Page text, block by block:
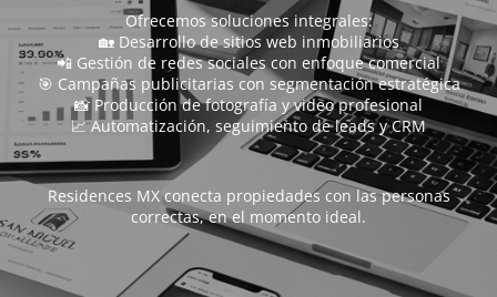
Ofrecemos soluciones integrales:
🏡 Desarrollo de sitios web inmobiliarios
📲 Gestión de redes sociales con enfoque comercial
🎯 Campañas publicitarias con segmentación estratégica
📸 Producción de fotografía y video profesional
📈 Automatización, seguimiento de leads y CRM
Residences MX conecta propiedades con las personas
correctas, en el momento ideal.